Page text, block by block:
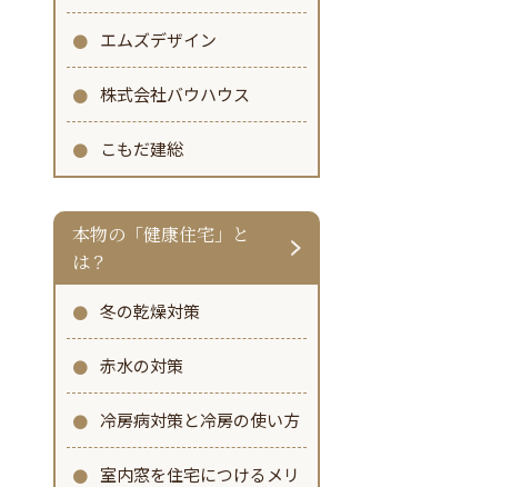
エムズデザイン
株式会社バウハウス
こもだ建総
本物の「健康住宅」と
は？
冬の乾燥対策
赤水の対策
冷房病対策と冷房の使い方
室内窓を住宅につけるメリ